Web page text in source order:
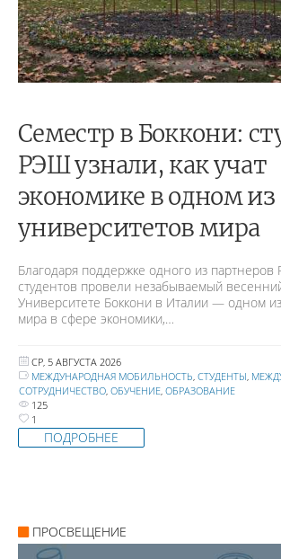
Семестр в Боккони:
РЭШ узнали, как учат
экономике в одном
университетов мира
Благодаря поддержке одного из
студентов провели незабываемый
Университете Боккони в Италии — одном
мира в сфере экономики,…
СР, 5 АВГУСТА 2026
МЕЖДУНАРОДНАЯ МОБИЛЬНОСТЬ, СТУДЕНТЫ,
СОТРУДНИЧЕСТВО, ОБУЧЕНИЕ, ОБРАЗОВАНИЕ
125
1
ПОДРОБНЕЕ
ПРОСВЕЩЕНИЕ